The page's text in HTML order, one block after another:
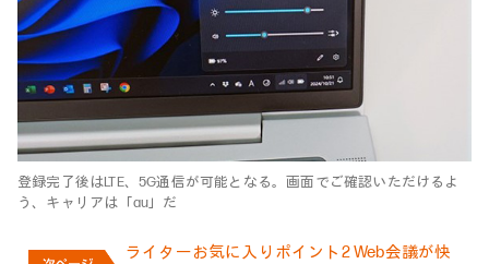
登録完了後はLTE、5G通信が可能となる。画面でご確認いただけるよ
う、キャリアは「au」だ
ライターお気に入りポイント2 Web会議が快